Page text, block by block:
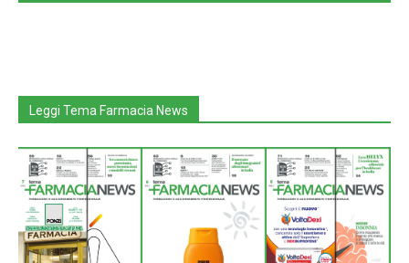
Leggi Tema Farmacia News